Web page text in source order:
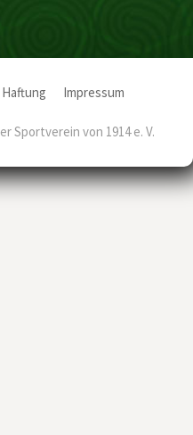
Haftung Impressum
Sportverein von 1914 e. V.